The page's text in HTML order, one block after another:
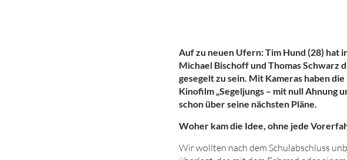
Auf zu neuen Ufern: Tim Hund (28) hat
Michael Bischoff und Thomas Schwarz
gesegelt zu sein. Mit Kameras haben
Kinofilm „Segeljungs – mit null Ahnung
schon über seine nächsten Pläne.
Woher kam die Idee, ohne jede
Wir wollten nach dem Schulabschluss